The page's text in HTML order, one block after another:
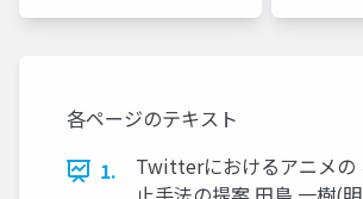
各ページのテキスト
1.
Twitterにおけるアニメの